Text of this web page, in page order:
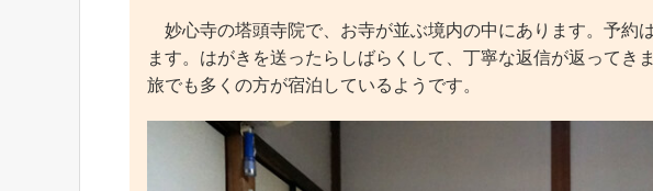
妙心寺の塔頭寺院で、お寺が並ぶ境内の中にあります。予約
ます。はがきを送ったらしばらくして、丁寧な返信が返ってき
旅でも多くの方が宿泊しているようです。